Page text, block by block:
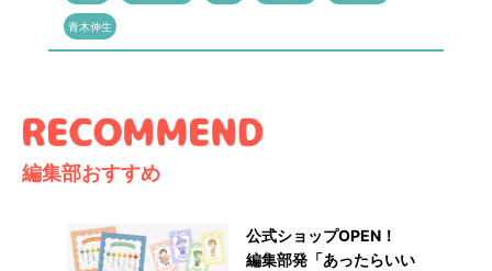
青木伸生
編集部おすすめ
公式ショップOPEN！
編集部発「あったらいい